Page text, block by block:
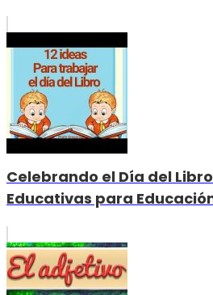
Celebrando el Día del
Educativas para